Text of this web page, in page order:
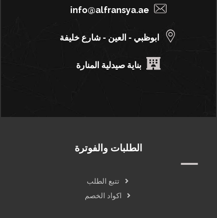
info@alfransya.ae
ابوظبي - العين - شارع خليفة
بناية صيدلية المنارة
الطلبات والفوترة
تتبع الطلب
اكواد الخصم